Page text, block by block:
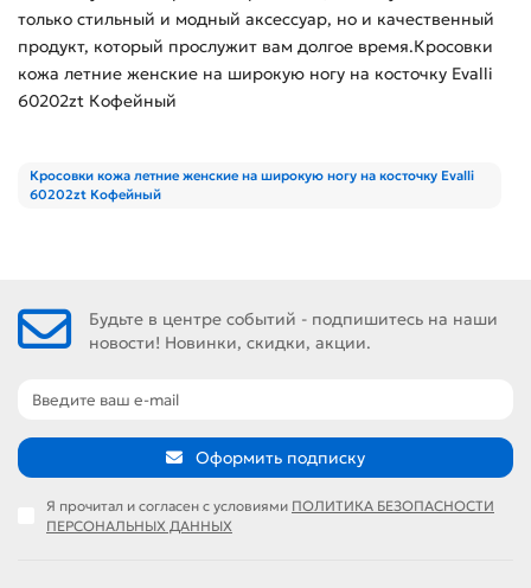
только стильный и модный аксессуар, но и качественный
продукт, который прослужит вам долгое время.Кросовки
кожа летние женские на широкую ногу на косточку Evalli
60202zt Кофейный
Кросовки кожа летние женские на широкую ногу на косточку Evalli
60202zt Кофейный
Будьте в центре событий - подпишитесь на наши
новости! Новинки, скидки, акции.
Оформить подписку
Я прочитал и согласен с условиями ПОЛИТИКА БЕЗОПАСНОСТИ
ПЕРСОНАЛЬНЫХ ДАННЫХ